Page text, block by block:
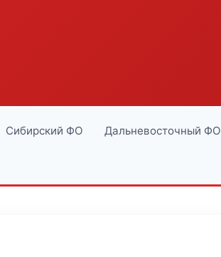
Сибирский ФО Дальневосточный ФО